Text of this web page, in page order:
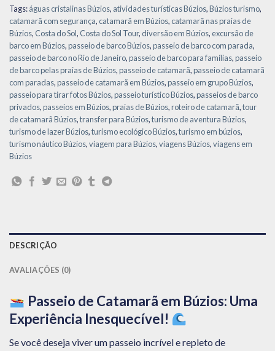
Tags:águas cristalinas Búzios, atividades turísticas Búzios,Búzios turismo,
catamarã com segurança, catamarã em Búzios, catamarã nas praias de
Búzios, Costa do Sol, Costa do Sol Tour, diversão em Búzios, excursão de
barco em Búzios,passeio de barco Búzios,passeio de barco com parada,
passeio de barco no Rio de Janeiro,passeio de barco para famílias,passeio
de barco pelas praias de Búzios,passeio de catamarã,passeio de catamarã
com paradas,passeio de catamarã em Búzios,passeio em grupo Búzios,
passeio para tirar fotos Búzios,passeio turístico Búzios,passeios de barco
privados,passeios em Búzios,praias de Búzios,roteiro de catamarã,tour
de catamarã Búzios,transfer para Búzios,turismo de aventura Búzios,
turismo de lazer Búzios,turismo ecológico Búzios,turismo em búzios,
turismo náutico Búzios,viagem para Búzios,viagens Búzios,viagens em
Búzios
DESCRIÇÃO
AVALIAÇÕES (0)
Passeio de Catamarã em Búzios: Uma
Experiência Inesquecível!
Se você deseja viver um passeio incrível e repleto de